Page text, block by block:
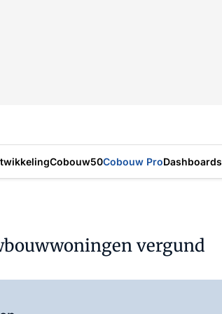
Cobouw50Cobouw ProDashboards
vergund